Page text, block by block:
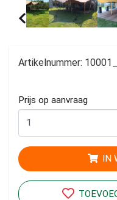
Artikelnummer:
Prijs op aanvraag
IN